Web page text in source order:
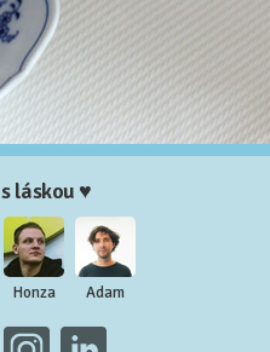
láskou ♥
Honza Adam